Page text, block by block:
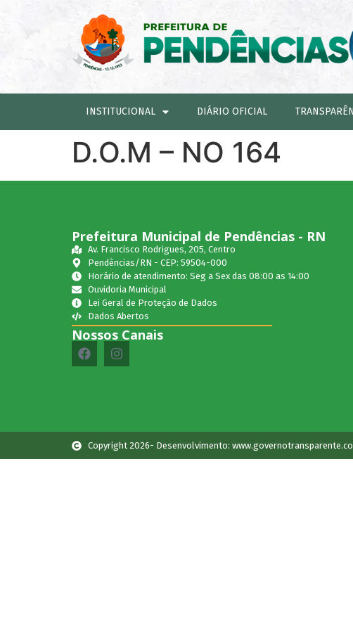
INSTITUCIONAL DIÁRIO OFICIAL
D.O.M – NO 164
Prefeitura Municipal de Pendências - RN
Av. Francisco Rodrigues, 205, Centro
Pendências/RN - CEP: 59504-000
Horário de atendimento: Seg a Sex das 08:00 as 14:00
Ouvidoria Municipal
Lei Geral de Proteção de Dados
Dados Abertos
Nossos Canais
Copyright 2026- Desenvolvimento: